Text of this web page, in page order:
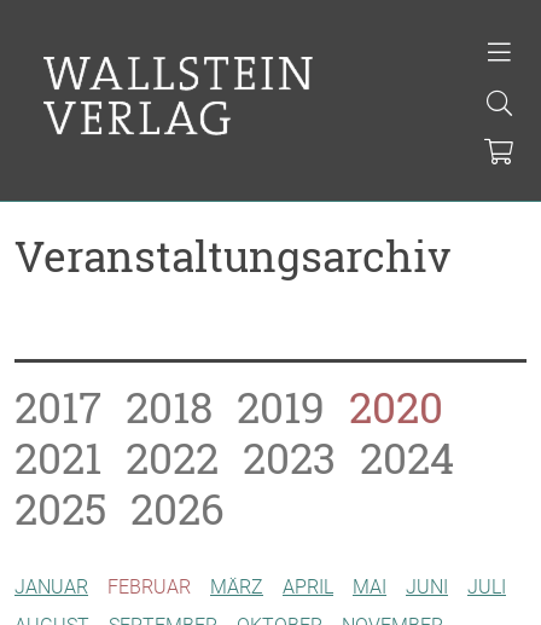
Veranstaltungsarchiv
2017 2018 2019 2020
2021 2022 2023 2024
2025 2026
JANUAR FEBRUAR MÄRZ APRIL MAI JUNI
JULI